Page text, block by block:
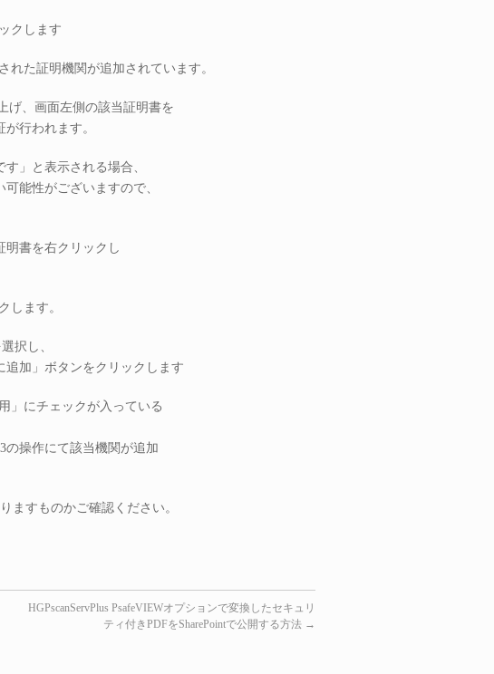
クします
れた証明機関が追加されています。
げ、画面左側の該当証明書を
行われます。
」と表示される場合、
能性がございますので、
明書を右クリックし
します。
択し、
加」ボタンをクリックします
」にチェックが入っている
操作にて該当機関が追加
ますものかご確認ください。
HGPscanServPlus PsafeVIEWオプションで変換したセキュリ
ティ付きPDFをSharePointで公開する方法 →